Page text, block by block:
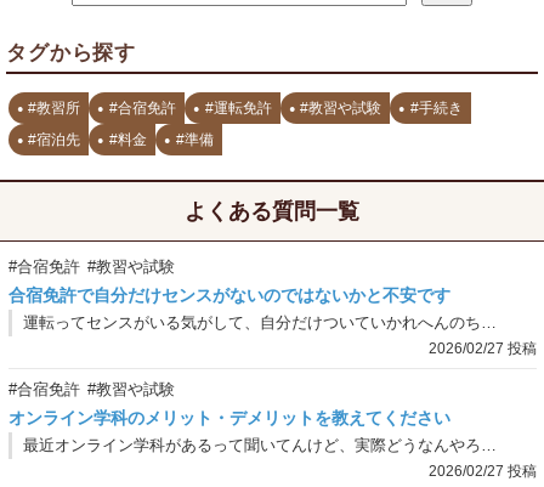
タグから探す
#教習所 #合宿免許 #運転免許 #教習や試験 #手続き
#宿泊先 #料金 #準備
よくある質問一覧
#合宿免許 #教習や試験
合宿免許で自分だけセンスがないのではないかと不安です
運転ってセンスがいる気がして、自分だけついていかれへんのちゃうかなってちょっと不安やねん…。合宿って短期間でどんどん進むイメージあるし、みんなはちゃんとついていけてるもんなんやろか？
2026/02/27 投稿
#合宿免許 #教習や試験
オンライン学科のメリット・デメリットを教えてください
最近オンライン学科があるって聞いてんけど、実際どうなんやろ？便利そうやなぁとは思うんやけど、なんかデメリットとかもあるんかなって気になってて。両方教えてもらえると嬉しいねん。
2026/02/27 投稿